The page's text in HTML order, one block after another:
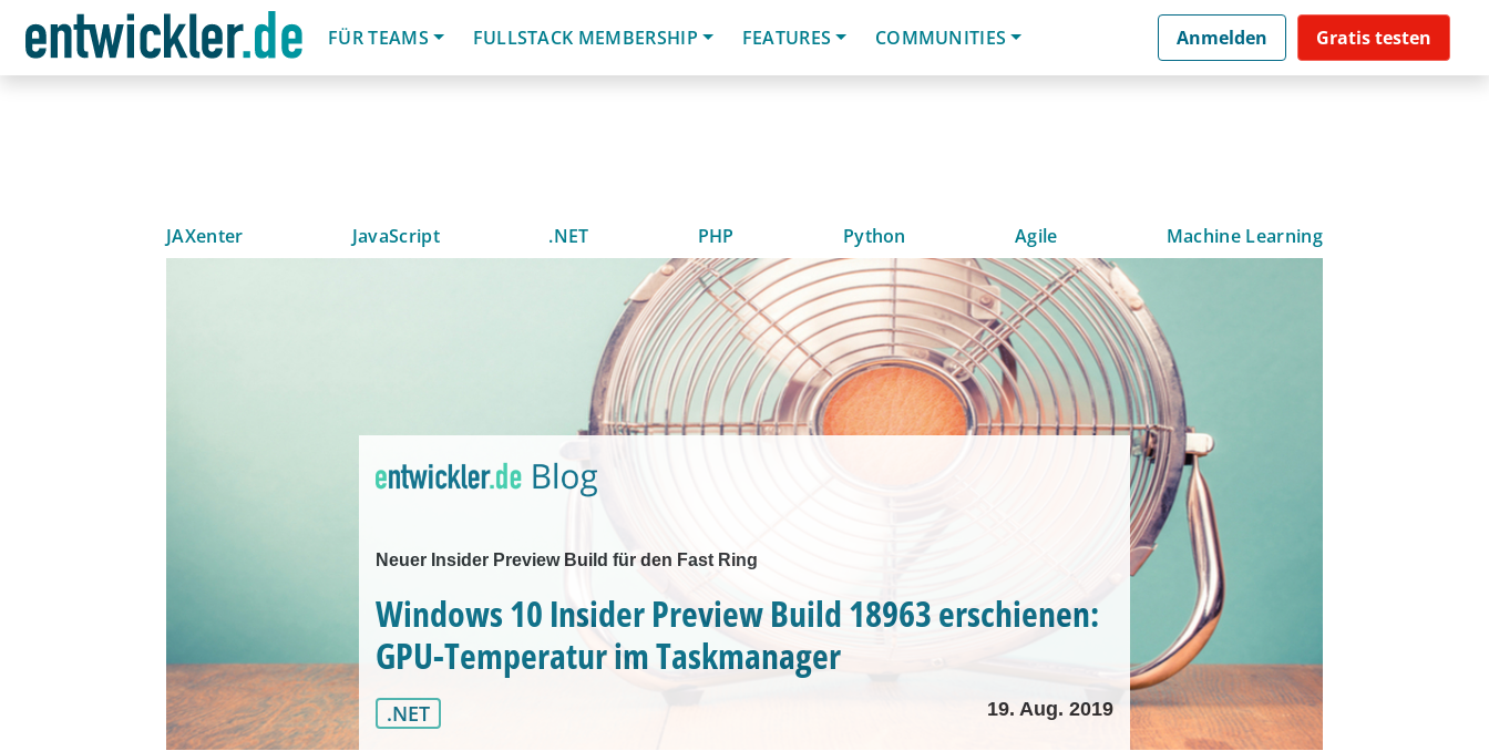
FÜR TEAMS
FULLSTACK MEMBERSHIP FEATURES COMMUNITIES Anmelden Gratis testen
JAXenter JavaScript .NET PHP Python Agile Machine Learning
Neuer Insider Preview Build für den Fast Ring
Windows 10 Insider Preview Build 18963 erschienen:
GPU-Temperatur im Taskmanager
.NET 19. Aug. 2019